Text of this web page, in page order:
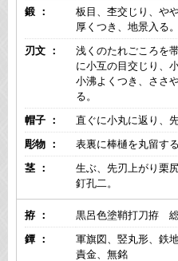
鍛 ：
板目、杢交じり、や
厚くつき、地景入る。
刃文 ：
浅くのたれごころを
に小互の目交じり、
小沸よくつき、ささ
る。
帽子 ：
直ぐに小丸に返り、
彫物 ：
表裏に棒樋を丸留する
茎 ：
生ぶ、先刃上がり栗
釘孔二。
拵 ：
黒呂色塗鞘打刀拵
鐔 ：
軍旗図、竪丸形、鉄
責金、無銘